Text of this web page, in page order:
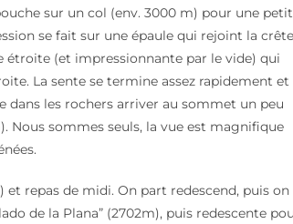
sur un col (env. 3000 m) pour une
se fait sur une épaule qui rejoint la
étroite (et impressionnante par le vide) qui
La sente se termine assez rapidement et
dans les rochers arriver au sommet un peu
Nous sommes seuls, la vue est magnifique
repas de midi. On part redescend, puis on
de la Plana” (2702m), puis redescente